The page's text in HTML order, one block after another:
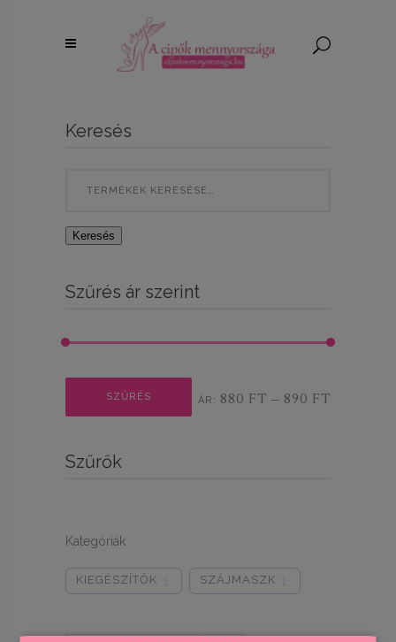
Keresés
Keresés
Szűrés ár szerint
SZŰRÉS ÁR: 880 FT — 890 FT
Szűrők
Kategóriák
KIEGÉSZÍTŐK SZÁJMASZK